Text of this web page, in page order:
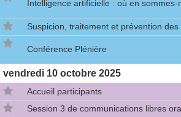
Intelligence artificielle : où en sommes-
Suspicion, traitement et prévention
Conférence Plénière
vendredi 10 octobre 2025
Accueil participants
Session 3 de communications libres